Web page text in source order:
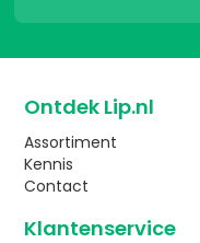
Ontdek Lip.nl
Assortiment
Kennis
Contact
Klantenservice